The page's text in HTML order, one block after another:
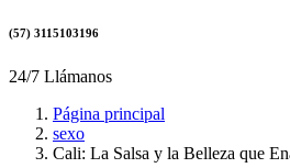
(57) 3115103196
24/7 Llámanos
Página principal
sexo
Cali: La Salsa y la Belleza que